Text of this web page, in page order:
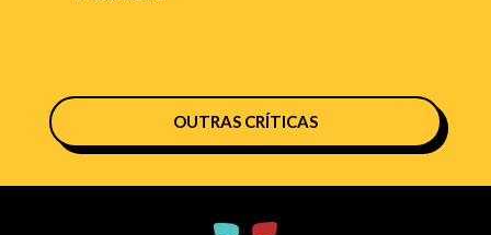
OUTRAS CRÍTICAS